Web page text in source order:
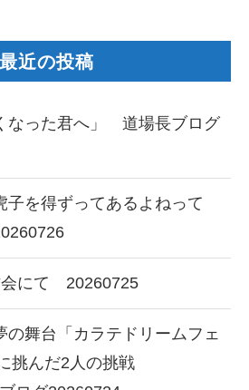
最近の投稿
なった君へ」 道場長ブログ
子を得ずってあるよねって
会にて 20260725
の舞台「カラテドリームフェ
挑んだ2人の挑戦